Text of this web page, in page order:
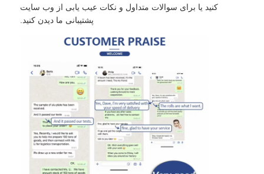
کنید یا برای سوالات متداول و نکات عیب یابی از وب سایت
پشتیبانی ما دیدن کنید.